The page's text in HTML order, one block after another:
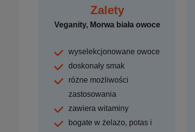
Zalety
Veganity, Morwa biała owoce
wyselekcjonowane owoce
doskonały smak
różne możliwości
zastosowania
zawiera witaminy
bogate w żelazo, potas i